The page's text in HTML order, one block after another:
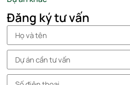
Đăng ký tư vấn